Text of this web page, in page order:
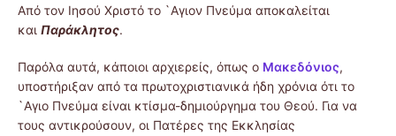
Από τον Ιησού Χριστό το `Αγιον Πνεύμα αποκαλείται
και Παράκλητος.
Παρόλα αυτά, κάποιοι αρχιερείς, όπως ο Μακεδόνιος,
υποστήριξαν από τα πρωτοχριστιανικά ήδη χρόνια ότι το
`Αγιο Πνεύμα είναι κτίσμα-δημιούργημα του Θεού. Για να
τους αντικρούσουν, οι Πατέρες της Εκκλησίας